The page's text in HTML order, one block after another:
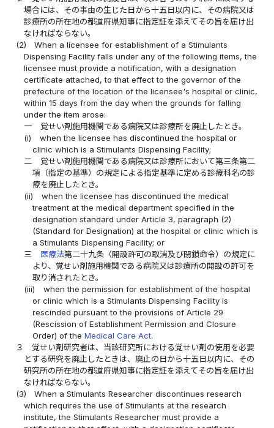
場合には、その事由の生じた日から十五日以内に、その病院又は
診療所の所在地の都道府県知事に指定証を添えてその旨を届け出
なければならない。
(2)
When a licensee for establishment of a Stimulants
Dispensing Facility falls under any of the following items, the
licensee must provide a notification, with a designation
certificate attached, to that effect to the governor of the
prefecture of the location of the licensee's hospital or clinic,
within 15 days from the day when the grounds for falling
under the item arose:
一
覚せい剤施用機関である病院又は診療所を廃止したとき。
(i)
when the licensee has discontinued the hospital or
clinic which is a Stimulants Dispensing Facility;
二
覚せい剤施用機関である病院又は診療所において第三条第二
項（指定の基準）の規定による指定基準に定める診療科名の診
療を廃止したとき。
(ii)
when the licensee has discontinued the medical
treatment at the medical department specified in the
designation standard under Article 3, paragraph (2)
(Standard for Designation) at the hospital or clinic which is
a Stimulants Dispensing Facility; or
三
医療法第二十九条（開設許可の取消及び閉鎖命令）の規定に
より、覚せい剤施用機関である病院又は診療所の開設の許可を
取り消されたとき。
(iii)
when the permission for establishment of the hospital
or clinic which is a Stimulants Dispensing Facility is
rescinded pursuant to the provisions of Article 29
(Rescission of Establishment Permission and Closure
Order) of the Medical Care Act.
３
覚せい剤研究者は、当該研究所における覚せい剤の使用を必要
とする研究を廃止したときは、廃止の日から十五日以内に、その
研究所の所在地の都道府県知事に指定証を添えてその旨を届け出
なければならない。
(3)
When a Stimulants Researcher discontinues research
which requires the use of Stimulants at the research
institute, the Stimulants Researcher must provide a